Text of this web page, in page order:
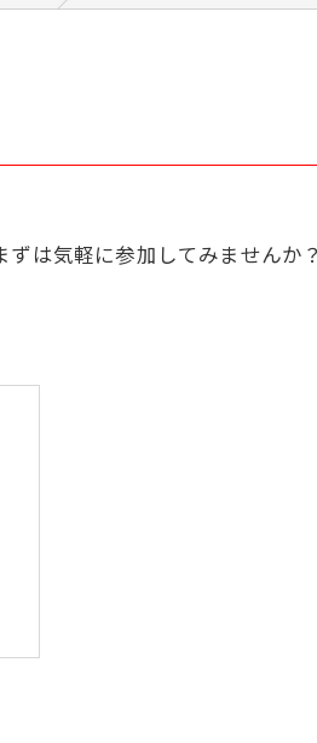
は気軽に参加してみませんか